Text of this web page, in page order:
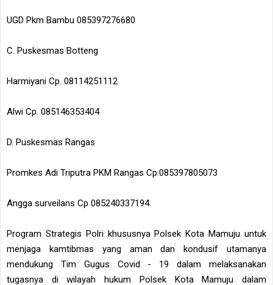
UGD Pkm Bambu 085397276680
C. Puskesmas Botteng
Harmiyani Cp. 08114251112
Alwi Cp. 085146353404
D. Puskesmas Rangas
Promkes Adi Triputra PKM Rangas Cp.085397805073
Angga surveilans Cp 085240337194.
Program Strategis Polri khususnya Polsek Kota Mamuju untuk
menjaga kamtibmas yang aman dan kondusif utamanya
mendukung Tim Gugus Covid - 19 dalam melaksanakan
tugasnya di wilayah hukum Polsek Kota Mamuju dalam